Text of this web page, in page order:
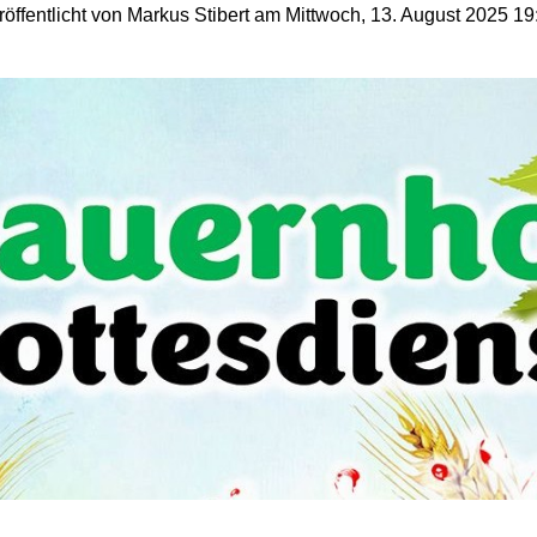
von Markus Stibert am Mittwoch, 13. August 2025